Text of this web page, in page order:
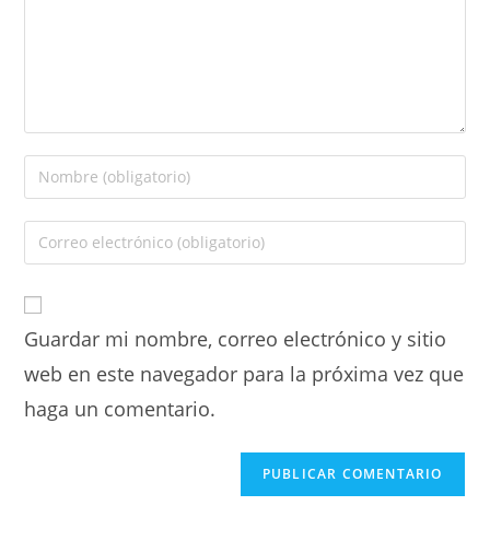
Guardar mi nombre, correo electrónico y sitio
web en este navegador para la próxima vez que
haga un comentario.